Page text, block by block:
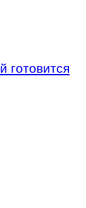
готовится